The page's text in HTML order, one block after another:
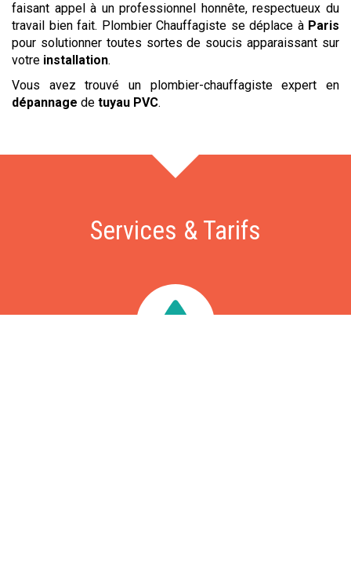
faisant appel à un professionnel honnête, respectueux du
travail bien fait. Plombier Chauffagiste se déplace à Paris
pour solutionner toutes sortes de soucis apparaissant sur
votre installation.
Vous avez trouvé un plombier-chauffagiste expert en
dépannage de tuyau PVC.
Services & Tarifs